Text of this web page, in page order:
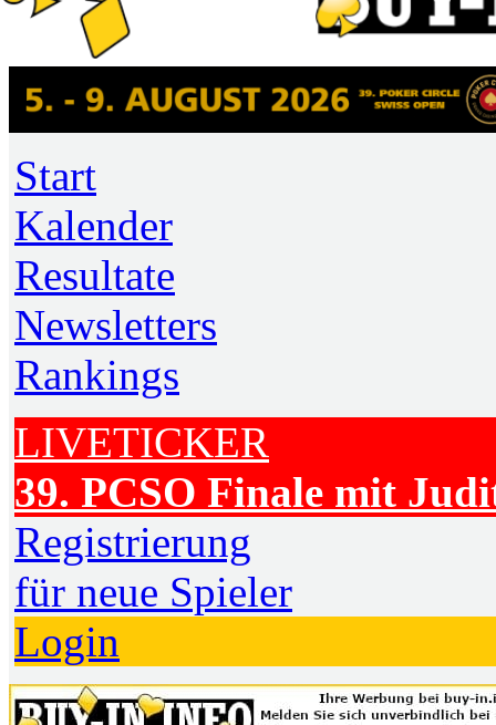
Start
Kalender
Resultate
Newsletters
Rankings
LIVETICKER
39. PCSO Finale mit
Registrierung
für neue Spieler
Login